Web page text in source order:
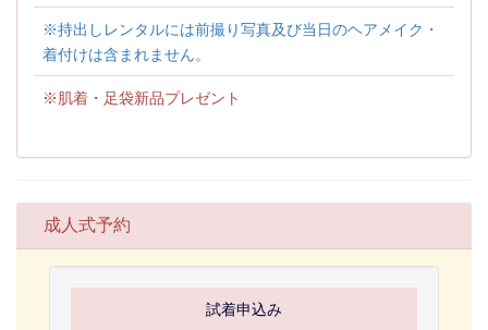
※持出しレンタルには前撮り写真及び当日のヘアメイク・
着付けは含まれません。
※肌着・足袋新品プレゼント
成人式予約
試着申込み